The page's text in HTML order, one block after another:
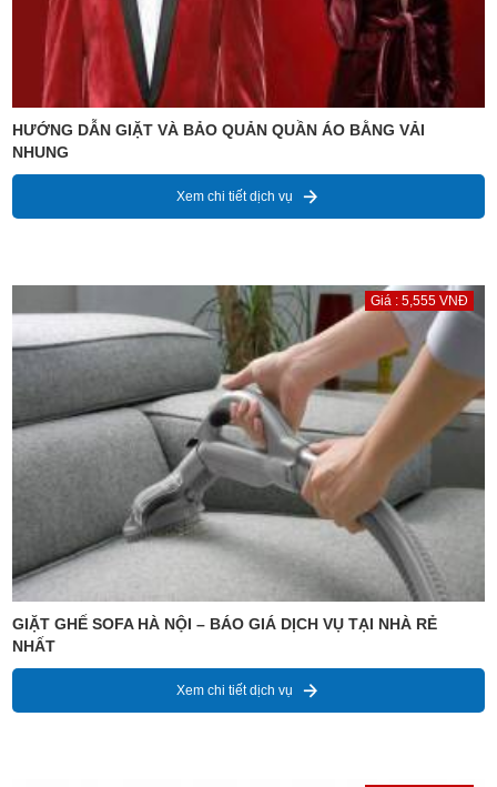
HƯỚNG DẪN GIẶT VÀ BẢO QUẢN QUẦN ÁO BẰNG VẢI
NHUNG
Xem chi tiết dịch vụ
Giá : 5,555 VNĐ
GIẶT GHẾ SOFA HÀ NỘI – BÁO GIÁ DỊCH VỤ TẠI NHÀ RẺ
NHẤT
Xem chi tiết dịch vụ